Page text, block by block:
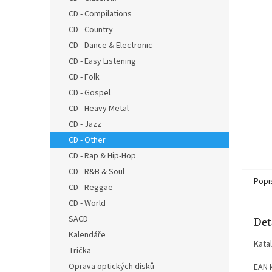
CD - Compilations
CD - Country
CD - Dance & Electronic
CD - Easy Listening
CD - Folk
CD - Gospel
CD - Heavy Metal
CD - Jazz
CD - Other
CD - Rap & Hip-Hop
CD - R&B & Soul
CD - Reggae
CD - World
SACD
Kalendáře
Trička
Oprava optických disků
EAN